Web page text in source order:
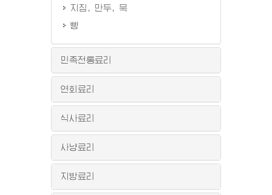
지짐, 만두, 묵
빵
민족전통료리
연회료리
식사료리
사냥료리
지방료리